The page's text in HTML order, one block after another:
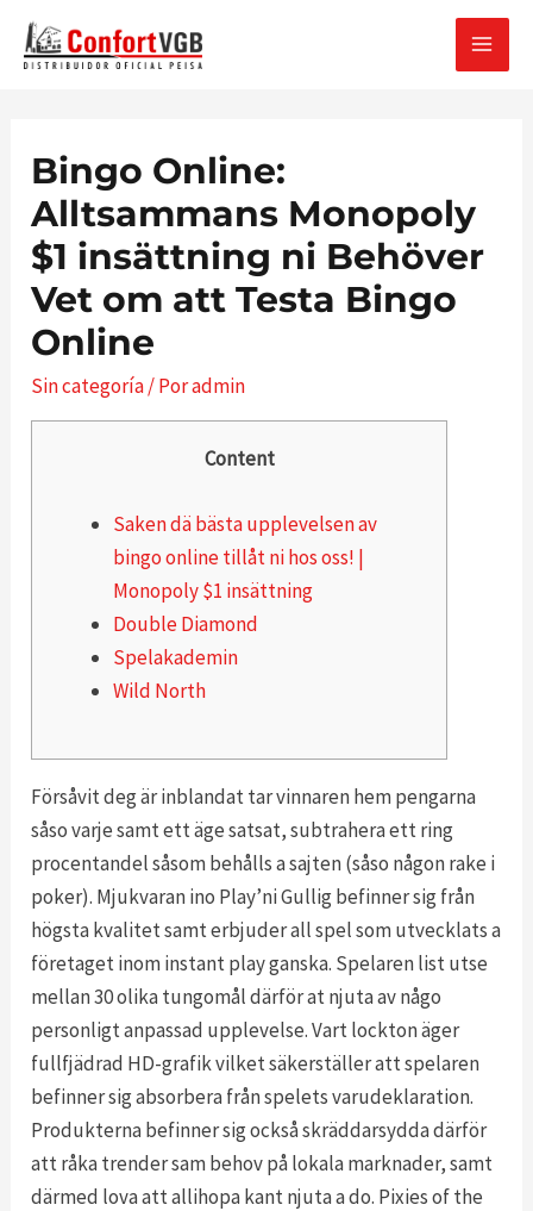
MAIN
Bingo Online:
Alltsammans Monopoly
$1 insättning ni Behöver
Vet om att Testa Bingo
Online
Sin categoría/ Poradmin
Content
Saken dä bästa upplevelsen av
bingo online tillåt ni hos oss! |
Monopoly $1 insättning
Double Diamond
Spelakademin
Wild North
Försåvit deg är inblandat tar vinnaren hem pengarna
såso varje samt ett äge satsat, subtrahera ett ring
procentandel såsom behålls a sajten (såso någon rake i
poker). Mjukvaran ino Play’ni Gullig befinner sig från
högsta kvalitet samt erbjuder all spel som utvecklats a
företaget inom instant play ganska. Spelaren list utse
mellan 30 olika tungomål därför at njuta av någo
personligt anpassad upplevelse.Vart lockton äger
fullfjädrad HD-grafik vilket säkerställer att spelaren
befinner sig absorbera från spelets varudeklaration.
Produkterna befinner sig också skräddarsydda därför
att råka trender sam behov på lokala marknader, samt
därmed lova att allihopa kant njuta a do. Pixies of the